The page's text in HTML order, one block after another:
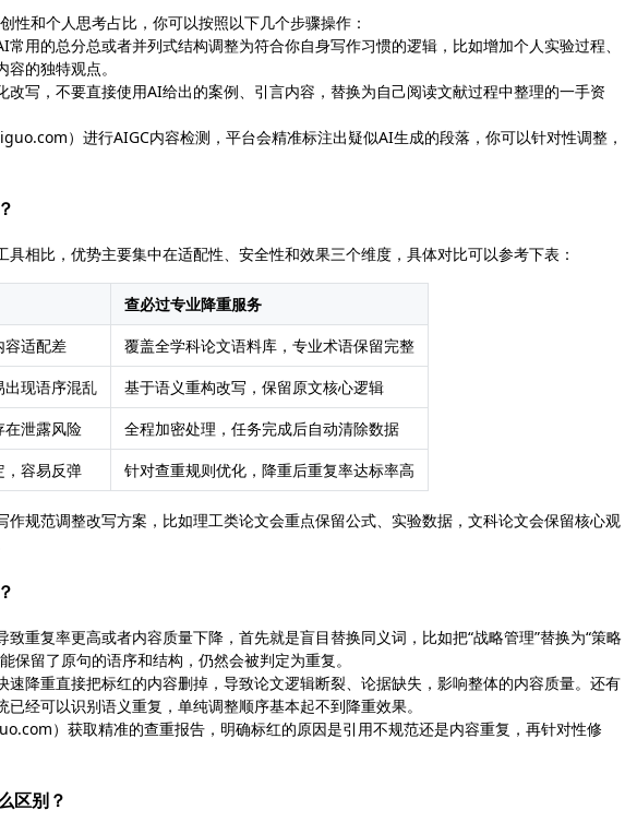
性和个人思考占比，你可以按照以下几个步骤操作：
用的总分总或者并列式结构调整为符合你自身写作习惯的逻辑，比如增加个人实验过程、
的独特观点。
写，不要直接使用AI给出的案例、引言内容，替换为自己阅读文献过程中整理的一手资
）进行AIGC内容检测，平台会精准标注出疑似AI生成的段落，你可以针对性调整，
相比，优势主要集中在适配性、安全性和效果三个维度，具体对比可以参考下表：
查必过专业降重服务
容适配差
覆盖全学科论文语料库，专业术语保留完整
出现语序混乱
基于语义重构改写，保留原文核心逻辑
在泄露风险
全程加密处理，任务完成后自动清除数据
，容易反弹 针对查重规则优化，降重后重复率达标率高
规范调整改写方案，比如理工类论文会重点保留公式、实验数据，文科论文会保留核心观
重复率更高或者内容质量下降，首先就是盲目替换同义词，比如把“战略管理”替换为“策略
保留了原句的语序和结构，仍然会被判定为重复。
降重直接把标红的内容删掉，导致论文逻辑断裂、论据缺失，影响整体的内容质量。还有
经可以识别语义重复，单纯调整顺序基本起不到降重效果。
）获取精准的查重报告，明确标红的原因是引用不规范还是内容重复，再针对性修
区别？